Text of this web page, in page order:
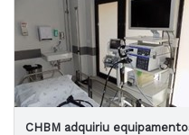
CHBM adquiriu